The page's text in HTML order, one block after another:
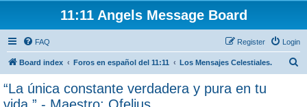
11:11 Angels Message Board
FAQ Login
Register
Board index Foros en español del 11:11 Los Mensajes Celestiales.
“La única constante verdadera y pura en tu